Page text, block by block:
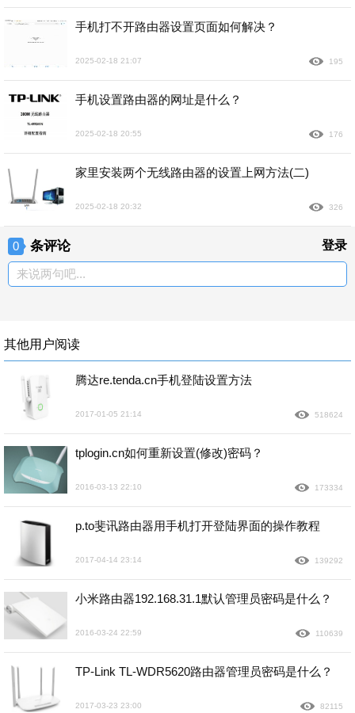
手机打不开路由器设置页面如何解决？
2025-02-18 21:07 195
手机设置路由器的网址是什么？
2025-02-18 20:55 176
家里安装两个无线路由器的设置上网方法(二)
2025-02-18 20:32 326
0 条评论 登录
来说两句吧...
其他用户阅读
腾达re.tenda.cn手机登陆设置方法
2017-01-05 21:14 518624
tplogin.cn如何重新设置(修改)密码？
2016-03-13 22:10 173334
p.to斐讯路由器用手机打开登陆界面的操作教程
2017-04-14 23:14 139292
小米路由器192.168.31.1默认管理员密码是什么？
2016-03-24 22:59 110639
TP-Link TL-WDR5620路由器管理员密码是什么？
2017-03-23 23:00 82115